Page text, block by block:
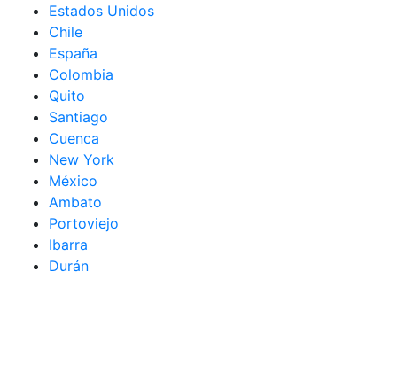
Estados Unidos
Chile
España
Colombia
Quito
Santiago
Cuenca
New York
México
Ambato
Portoviejo
Ibarra
Durán